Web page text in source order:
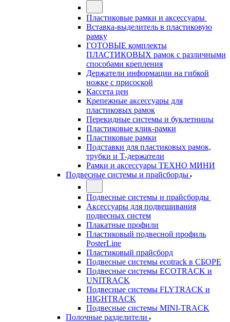
Пластиковые рамки и аксессуары
Вставка-выделитель в пластиковую
рамку
ГОТОВЫЕ комплекты
ПЛАСТИКОВЫХ рамок с различными
способами крепления
Держатели информации на гибкой
ножке с присоской
Кассета цен
Крепежные аксессуары для
пластиковых рамок
Перекидные системы и буклетницы
Пластиковые клик-рамки
Пластиковые рамки
Подставки для пластиковых рамок,
трубки и Т-держатели
Рамки и аксессуары ТЕХНО МИНИ
Подвесные системы и прайсборды
Подвесные системы и прайсборды
Аксессуары для подвешивания
подвесных систем
Плакатные профили
Пластиковый подвесной профиль
PosterLine
Пластиковый прайсборд
Подвесные системы ecotrack в СБОРЕ
Подвесные системы ECOTRACK и
UNITRACK
Подвесные системы FLYTRACK и
HIGHTRACK
Подвесные системы MINI-TRACK
Полочные разделители